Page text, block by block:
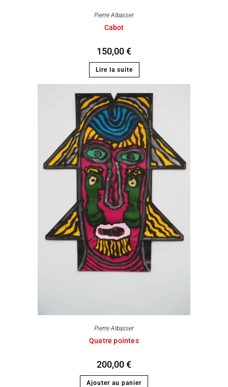
Pierre Albasser
Cabot
150,00€
Lire la suite
Pierre Albasser
Quatre pointes
200,00€
Ajouter au panier